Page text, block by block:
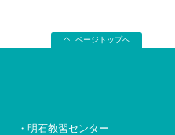
ページトップへ
明石教習センター